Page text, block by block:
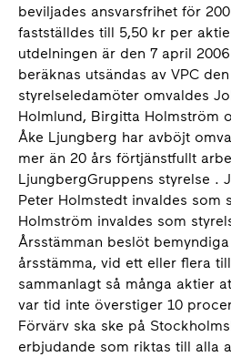
beviljades ansvarsfrihet för
fastställdes till 5,50 kr per
utdelningen är den 7 april
beräknas utsändas av VPC
styrelseledamöter omvaldes
Holmlund, Birgitta Holmström
Åke Ljungberg har avböjt
mer än 20 års förtjänstfullt
LjungbergGruppens styrelse .
Peter Holmstedt invaldes som
Holmström invaldes som
Årsstämman beslöt
årsstämma, vid ett eller flera
sammanlagt så många aktier
var tid inte överstiger 10
Förvärv ska ske på
erbjudande som riktas till alla